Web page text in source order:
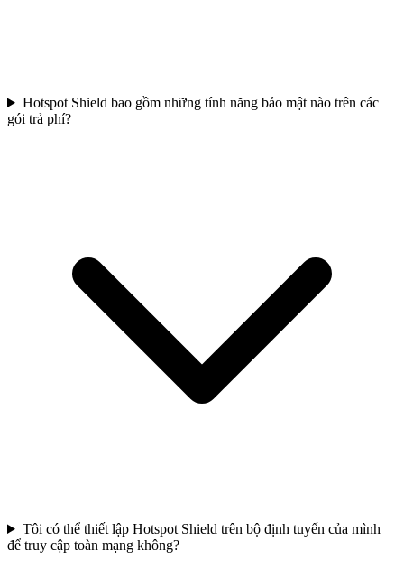
Hotspot Shield bao gồm những tính năng bảo mật nào trên các
gói trả phí?
Tôi có thể thiết lập Hotspot Shield trên bộ định tuyến của mình
để truy cập toàn mạng không?